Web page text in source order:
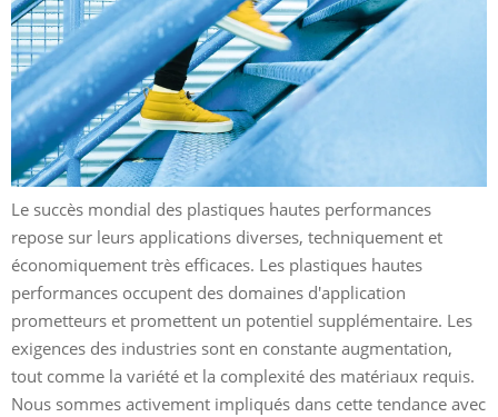
Le succès mondial des plastiques hautes performances
repose sur leurs applications diverses, techniquement et
économiquement très efficaces. Les plastiques hautes
performances occupent des domaines d'application
prometteurs et promettent un potentiel supplémentaire. Les
exigences des industries sont en constante augmentation,
tout comme la variété et la complexité des matériaux requis.
Nous sommes activement impliqués dans cette tendance avec